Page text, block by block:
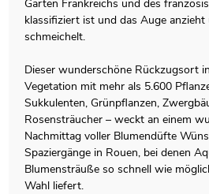
Garten Frankreichs und des
klassifiziert ist und das Auge anzieht
schmeichelt.
Dieser wunderschöne Rückzugsort
Vegetation mit mehr als 5.600
Sukkulenten, Grünpflanzen,
Rosensträucher – weckt an einem
Nachmittag voller Blumendüfte
Spaziergänge in Rouen, bei denen
Blumensträuße so schnell wie
Wahl liefert.